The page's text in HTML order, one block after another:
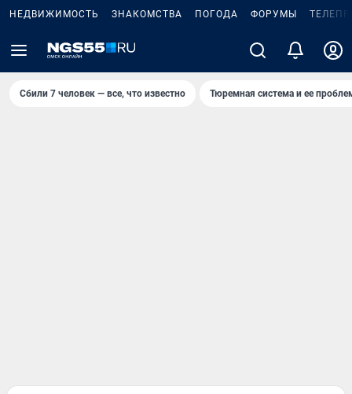
НЕДВИЖИМОСТЬ ЗНАКОМСТВА ПОГОДА ФОРУМЫ
Сбили 7 человек — все, что известно Тюремная система и ее